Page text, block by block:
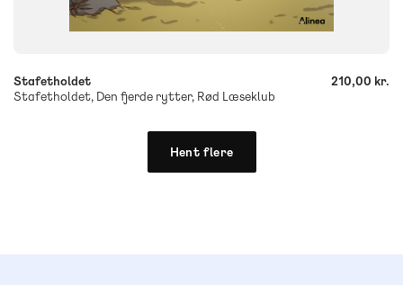
+
Stafetholdet
Stafetholdet, Den fjerde rytter, Rød Læseklub
210,00 kr.
Hent flere